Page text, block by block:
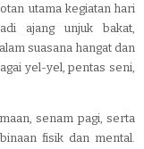
utama kegiatan hari
ajang unjuk bakat,
suasana hangat dan
yel-yel, pentas seni,
senam pagi, serta
fisik dan mental.